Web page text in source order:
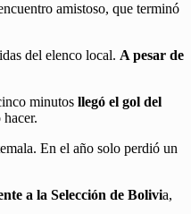
amistoso, que terminó
del elenco local. A pesar de
minutos llegó el gol del
En el año solo perdió un
a la Selección de Bolivia,